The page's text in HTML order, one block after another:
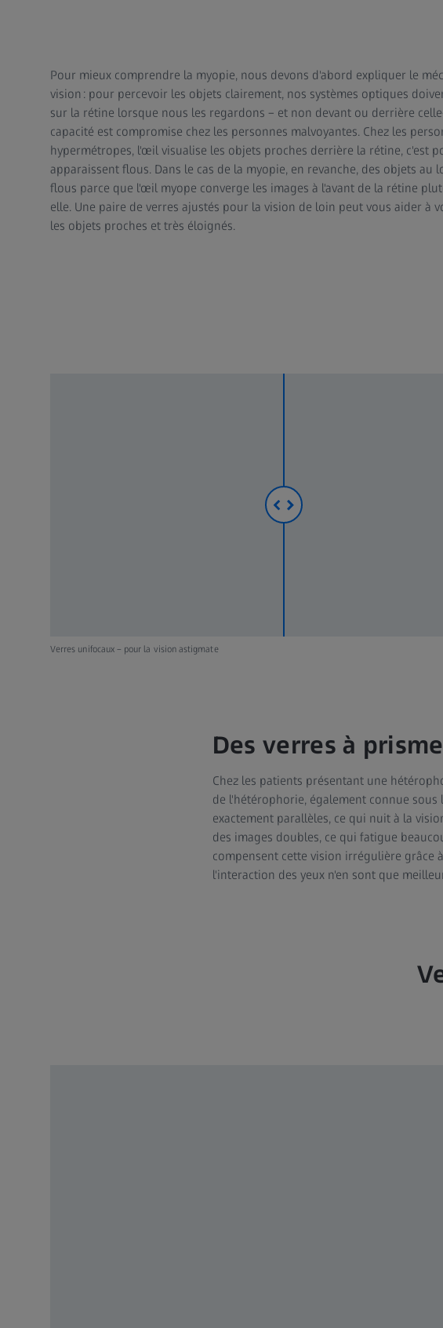
Pour mieux comprendre la myopie, nous devons d'abord expliquer le
vision : pour percevoir les objets clairement, nos systèmes optiques
sur la rétine lorsque nous les regardons – et non devant ou derrière
capacité est compromise chez les personnes malvoyantes. Chez les
hypermétropes, l'œil visualise les objets proches derrière la rétine, c'est
apparaissent flous. Dans le cas de la myopie, en revanche, des objets au
flous parce que l'œil myope converge les images à l'avant de la rétine
elle. Une paire de verres ajustés pour la vision de loin peut vous aider à
les objets proches et très éloignés.
Verres unifocaux – pour la vision astigmate
Des verres à
Chez les patients présentant une
de l'hétérophorie, également connue
exactement parallèles, ce qui nuit à la
des images doubles, ce qui fatigue
compensent cette vision irrégulière grâce
l'interaction des yeux n'en sont que